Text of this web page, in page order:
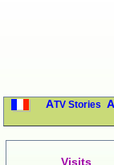
ATV Stories
Visits